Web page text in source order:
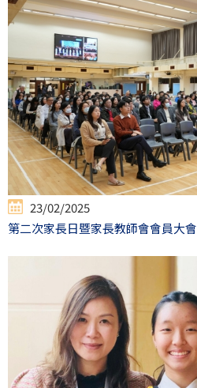
23/02/2025
第二次家長日暨家長教師會會員大會